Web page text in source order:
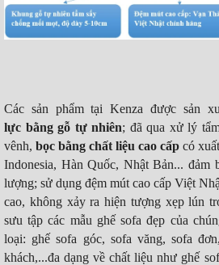
Các sản phẩm tại Kenza được sản
lực bằng gỗ tự nhiên; đã qua xử lý
vênh, bọc bằng chất liệu cao cấp có
Indonesia, Hàn Quốc, Nhật Bản... đảm
lượng; sử dụng đệm mút cao cấp Việt
cao, không xảy ra hiện tượng xẹp lún
sưu tập các mẫu ghế sofa đẹp của
loại: ghế sofa góc, sofa văng, sofa
khách,...đa dạng về chất liệu như ghế